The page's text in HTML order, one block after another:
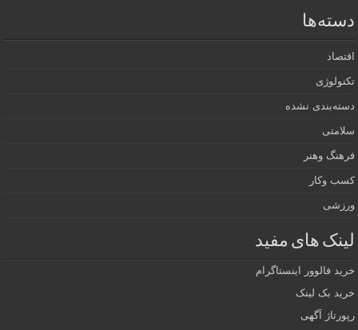
دسته‌ها
اقتصاد
تکنولوژی
دسته‌بندی نشده
سلامتی
فرهنگ وهنر
کسب وکار
ورزشی
لینک های مفید
خرید فالوور اینستاگرام
خرید بک لینک
رپورتاژ آگهی